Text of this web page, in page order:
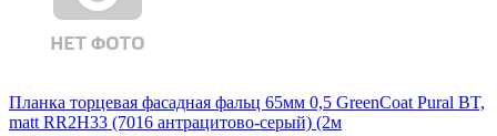
Планка торцевая фасадная фальц 65мм 0,5 GreenCoat Pural BT,
matt RR2H33 (7016 антрацитово-серый) (2м